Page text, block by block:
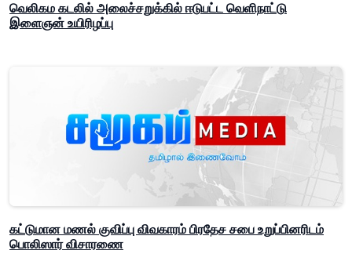
வெலிகம கடலில் அலைச்சறுக்கில் ஈடுபட்ட வெளிநாட்டு
இளைஞன் உயிரிழப்பு
கட்டுமான மணல் குவிப்பு விவகாரம் பிரதேச சபை உறுப்பினரிடம்
பொலிஸார் விசாரணை